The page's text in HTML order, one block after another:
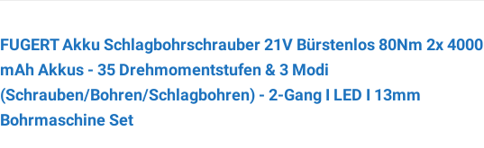
FUGERT Akku Schlagbohrschrauber 21V Bürstenlos 80Nm 2x 4000
mAh Akkus - 35 Drehmomentstufen & 3 Modi
(Schrauben/Bohren/Schlagbohren) - 2-Gang I LED I 13mm
Bohrmaschine Set